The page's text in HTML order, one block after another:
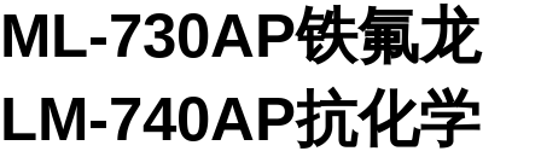
ML-730AP铁氟龙
LM-740AP抗化学